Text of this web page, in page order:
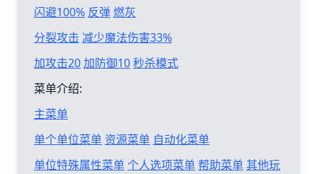
闪避100% 反弹燃灰
分裂攻击 减少魔法伤害33%
加攻击20加防御10秒杀模式
菜单介绍:
主菜单
单个单位菜单 资源菜单 自动化菜单
单位特殊属性菜单个人选项菜单帮助菜单其他玩